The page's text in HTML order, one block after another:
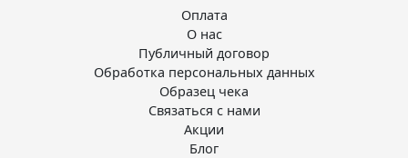
Оплата
О нас
Публичный договор
Обработка персональных данных
Образец чека
Связаться с нами
Акции
Блог